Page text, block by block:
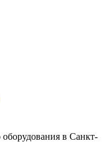
в Санкт-